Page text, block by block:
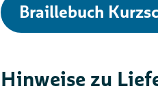
Braillebuch
Hinweise zu